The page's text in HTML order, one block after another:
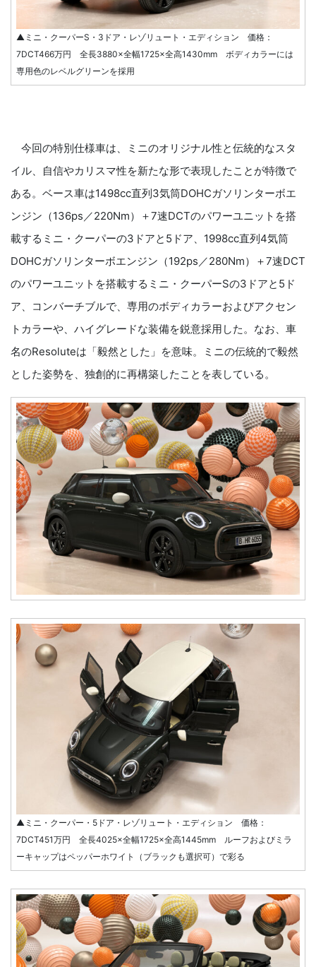
▲ミニ・クーパーS・3ドア・レゾリュート・エディション 価格：
7DCT466万円 全長3880×全幅1725×全高1430mm ボディカラーには
専用色のレベルグリーンを採用
今回の特別仕様車は、ミニのオリジナル性と伝統的なスタ
イル、自信やカリスマ性を新たな形で表現したことが特徴で
ある。ベース車は1498cc直列3気筒DOHCガソリンターボエ
ンジン（136ps／220Nm）＋7速DCTのパワーユニットを搭
載するミニ・クーパーの3ドアと5ドア、1998cc直列4気筒
DOHCガソリンターボエンジン（192ps／280Nm）＋7速DCT
のパワーユニットを搭載するミニ・クーパーSの3ドアと5ド
ア、コンバーチブルで、専用のボディカラーおよびアクセン
トカラーや、ハイグレードな装備を鋭意採用した。なお、車
名のResoluteは「毅然とした」を意味。ミニの伝統的で毅然
とした姿勢を、独創的に再構築したことを表している。
▲ミニ・クーパー・5ドア・レゾリュート・エディション 価格：
7DCT451万円 全長4025×全幅1725×全高1445mm ルーフおよびミラ
ーキャップはペッパーホワイト（ブラックも選択可）で彩る